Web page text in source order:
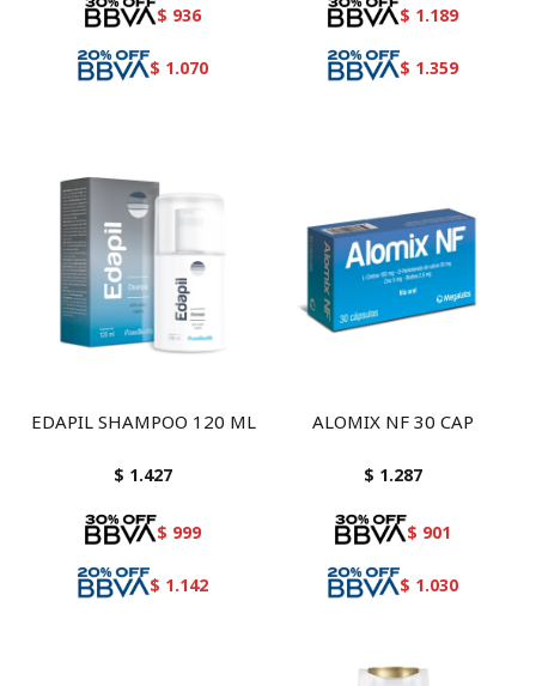
$ 936
$ 1.070
$ 1.189
$ 1.359
EDAPIL SHAMPOO 120 ML
$ 1.427
$ 999
$ 1.142
ALOMIX NF 30 CAP
$ 1.287
$ 901
$ 1.030